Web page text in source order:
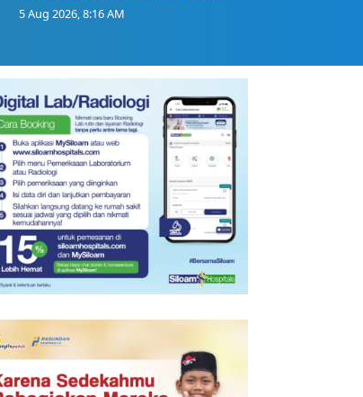
5 Aug 2026, 8:16 AM